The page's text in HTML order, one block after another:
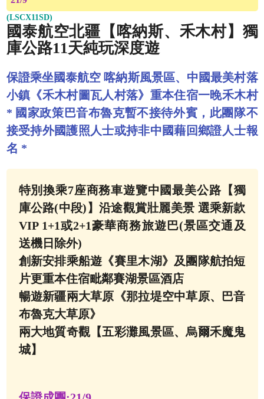
(LSCX11SD)
國泰航空北疆【喀納斯、禾木村】獨
庫公路11天純玩深度遊
保證乘坐國泰航空 喀納斯風景區、中國最美村落
小鎮《禾木村圖瓦人村落》重本住宿一晚禾木村
* 國家政策巴音布魯克暫不接待外賓，此團隊不
接受持外國護照人士或持非中國藉回鄉證人士報
名 *
特別換乘7座商務車遊覽中國最美公路【獨
庫公路(中段)】沿途觀賞壯麗美景 選乘新款
VIP 1+1或2+1豪華商務旅遊巴(景區交通及
送機日除外)
創新安排乘船遊《賽里木湖》及團隊航拍短
片更重本住宿毗鄰賽湖景區酒店
暢遊新疆兩大草原《那拉堤空中草原、巴音
布魯克大草原》
兩大地質奇觀【五彩灘風景區、烏爾禾魔鬼
城】